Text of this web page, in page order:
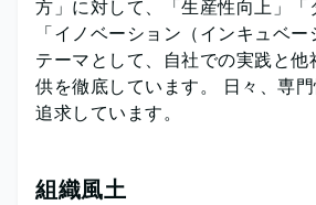
方」に対して、「生産性向上」「
「イノベーション（インキュベ
テーマとして、自社での実践と他
供を徹底しています。 日々、専
追求しています。
組織風土